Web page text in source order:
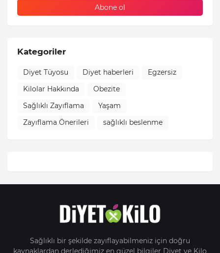
Kategoriler
Diyet Tüyosu Diyet haberleri
Egzersiz
Kilolar Hakkında
Obezite
Sağlıklı Zayıflama
Yaşam
Zayıflama Önerileri
sağlıklı beslenme
Sağlıklı bir şekilde zayıflayabilmeniz için doğru
kaynaklardan derlediğimiz en güzel bilgiler Diyet ve Kilo